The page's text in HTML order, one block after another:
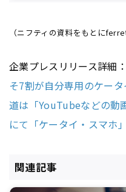
（ニフティの資料をもとに
企業プレスリリース詳細：
そ7割が自分専用のケー
道は「YouTubeなどの動
にて「ケータイ・スマホ
関連記事